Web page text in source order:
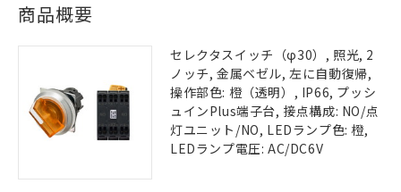
商品概要
セレクタスイッチ（φ30）, 照光, 2
ノッチ, 金属ベゼル, 左に自動復帰,
操作部色: 橙（透明）, IP66, プッシ
ュインPlus端子台, 接点構成: NO/点
灯ユニット/NO, LEDランプ色: 橙,
LEDランプ電圧: AC/DC6V